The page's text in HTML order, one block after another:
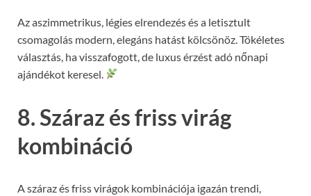
Az aszimmetrikus, légies elrendezés és a letisztult
csomagolás modern, elegáns hatást kölcsönöz. Tökéletes
választás, ha visszafogott, de luxus érzést adó nőnapi
ajándékot keresel.
8. Száraz és friss virág
kombináció
A száraz és friss virágok kombinációja igazán trendi,